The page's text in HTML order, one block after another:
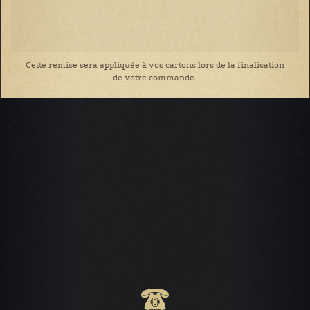
Cette remise sera appliquée à vos cartons lors de la finalisation
de votre commande.